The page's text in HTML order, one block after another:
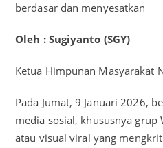
berdasar dan menyesatkan
Oleh : Sugiyanto (SGY)
Ketua Himpunan Masyarakat
Pada Jumat, 9 Januari 2026,
media sosial, khususnya grup
atau visual viral yang